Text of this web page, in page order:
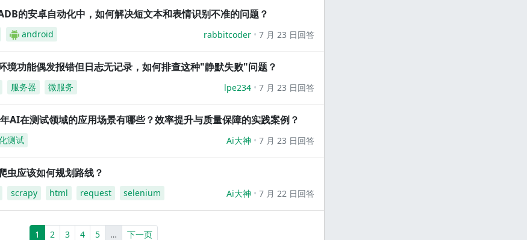
的安卓自动化中，如何解决短文本和表情识别不准的问题？
android rabbitcoder 7 月 23 日回答
境功能偶发报错但日志无记录，如何排查这种"静默失败"问题？
服务器 微服务 lpe234 7 月 23 日回答
AI在测试领域的应用场景有哪些？效率提升与质量保障的实践案例？
测试 Ai大神 7 月 23 日回答
虫应该如何规划路线？
scrapy html request selenium Ai大神 7 月 22 日回答
1 (current)
2 3 4 5 …More下一页